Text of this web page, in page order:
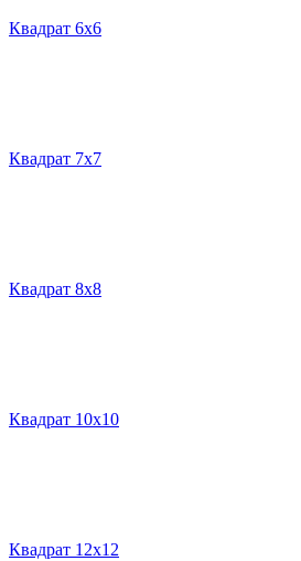
Квадрат 6х6
Квадрат 7х7
Квадрат 8х8
Квадрат 10х10
Квадрат 12х12